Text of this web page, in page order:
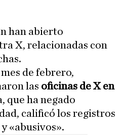
han abierto
X, relacionadas con
de febrero,
las oficinas de X en
que ha negado
calificó los registros
«abusivos».